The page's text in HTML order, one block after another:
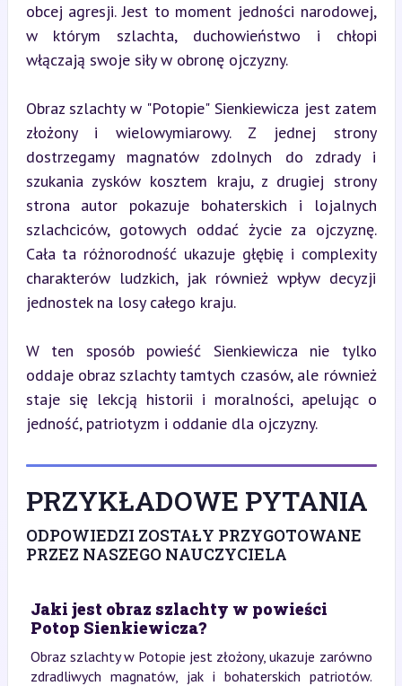
obcej agresji. Jest to moment jedności narodowej,
w którym szlachta, duchowieństwo i chłopi
włączają swoje siły w obronę ojczyzny.
Obraz szlachty w "Potopie" Sienkiewicza jest zatem
złożony i wielowymiarowy. Z jednej strony
dostrzegamy magnatów zdolnych do zdrady i
szukania zysków kosztem kraju, z drugiej strony
strona autor pokazuje bohaterskich i lojalnych
szlachciców, gotowych oddać życie za ojczyznę.
Cała ta różnorodność ukazuje głębię i complexity
charakterów ludzkich, jak również wpływ decyzji
jednostek na losy całego kraju.
W ten sposób powieść Sienkiewicza nie tylko
oddaje obraz szlachty tamtych czasów, ale również
staje się lekcją historii i moralności, apelując o
jedność, patriotyzm i oddanie dla ojczyzny.
PRZYKŁADOWE PYTANIA
ODPOWIEDZI ZOSTAŁY PRZYGOTOWANE
PRZEZ NASZEGO NAUCZYCIELA
Jaki jest obraz szlachty w powieści
Potop Sienkiewicza?
Obraz szlachty w Potopie jest złożony, ukazuje zarówno
zdradliwych magnatów, jak i bohaterskich patriotów.